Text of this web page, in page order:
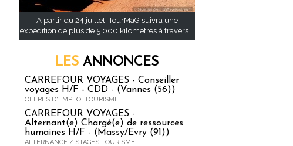
À partir du 24 juillet, TourMaG suivra une
expédition de plus de 5 000 kilomètres à travers...
LES ANNONCES
CARREFOUR VOYAGES - Conseiller
voyages H/F - CDD - (Vannes (56))
OFFRES D'EMPLOI TOURISME
CARREFOUR VOYAGES -
Alternant(e) Chargé(e) de ressources
humaines H/F - (Massy/Evry (91))
ALTERNANCE / STAGES TOURISME